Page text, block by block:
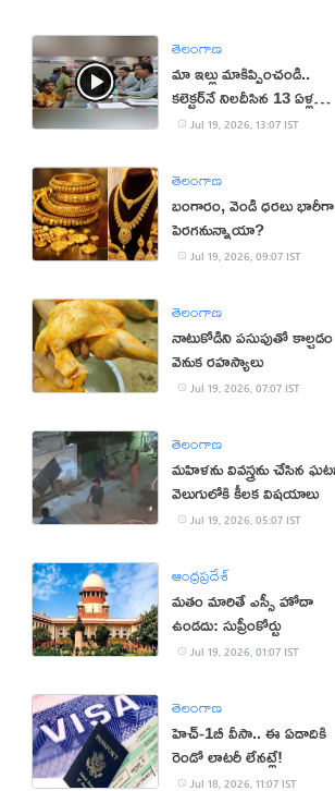
తెలంగాణ
మా ఇల్లు మాకిప్పించండి..
కలెక్టర్‌నే నిలదీసిన 13 ఏళ్ల
బాలుడు!
Jul 19, 2026, 13:07 IST
తెలంగాణ
బంగారం, వెండి ధరలు భారీగా
పెరగనున్నాయా?
Jul 19, 2026, 09:07 IST
తెలంగాణ
నాటుకోడిని పసుపుతో కాల్చడం
వెనుక రహస్యాలు
Jul 19, 2026, 07:07 IST
తెలంగాణ
మహిళను వివస్త్రను చేసిన
వెలుగులోకి కీలక విషయాలు
Jul 19, 2026, 05:07 IST
ఆంధ్రప్రదేశ్
మతం మారితే ఎస్సీ హోదా
ఉండదు: సుప్రీంకోర్టు
Jul 19, 2026, 01:07 IST
తెలంగాణ
హెచ్‌-1బీ వీసా.. ఈ ఏడాదికి
రెండో లాటరీ లేనట్లే!
Jul 18, 2026, 11:07 IST